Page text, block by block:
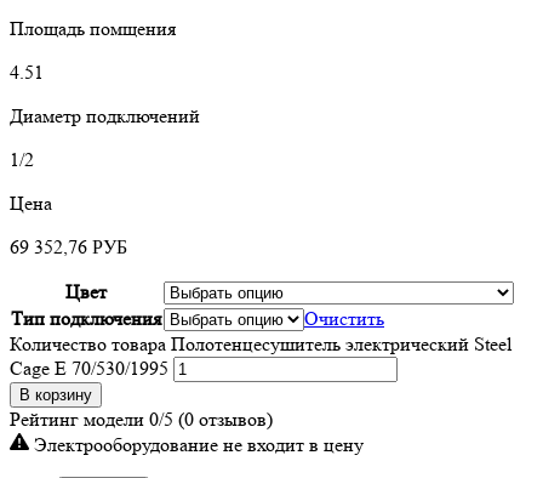
Площадь помщения
4.51
Диаметр подключений
1/2
Цена
69 352,76 РУБ
Цвет
Тип подключения
Очистить
Количество товара Полотенцесушитель электрический Steel
Cage E 70/530/1995
В корзину
Рейтинг модели 0/5 (0 отзывов)
Электрооборудование не входит в цену